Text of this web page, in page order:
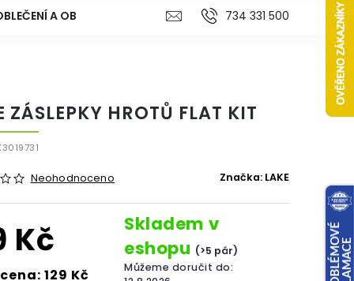
A OBUV VÝŽIVA VÝPRODEJ %
734 331 500
ZÁSLEPKY HROTŮ FLAT KIT
Neohodnoceno Značka: LAKE
Kč
129 Kč
Skladem v
eshopu (>5 pár)
Můžeme doručit do: